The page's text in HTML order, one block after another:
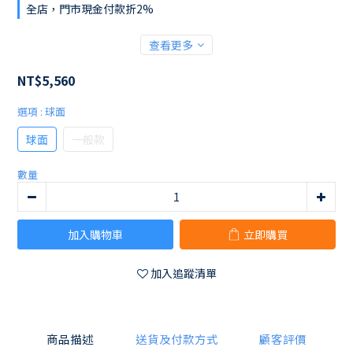
全店，門市現金付款折2%
查看更多
NT$5,560
選項 : 球面
球面 一般款
數量
加入購物車 立即購買
加入追蹤清單
商品描述 送貨及付款方式 顧客評價